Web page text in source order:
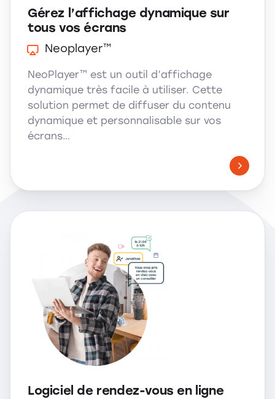
Gérez l’affichage dynamique sur
tous vos écrans
Neoplayer™
NeoPlayer™ est un outil d’affichage
dynamique très facile à utiliser. Cette
solution permet de diffuser du contenu
dynamique et personnalisable sur vos
écrans…
Logiciel de rendez-vous en ligne